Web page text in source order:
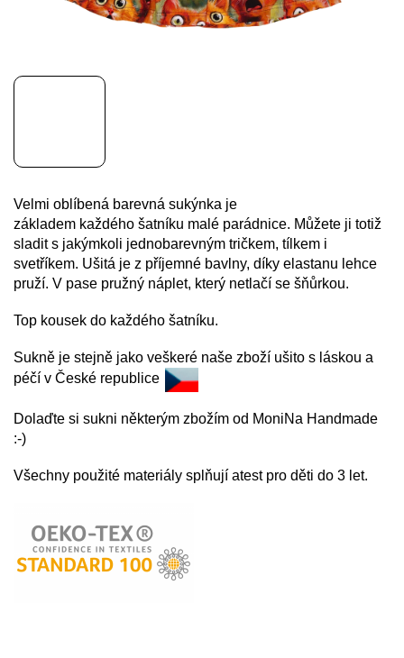
Velmi oblíbená barevná sukýnka je
základem každého šatníku malé parádnice. Můžete ji totiž
sladit s jakýmkoli jednobarevným tričkem, tílkem i
svetříkem. Ušitá je z příjemné bavlny, díky elastanu lehce
pruží. V pase pružný náplet, který netlačí se šňůrkou.
Top kousek do každého šatníku.
Sukně je stejně jako veškeré naše zboží ušito s láskou a
péčí v České republice
Dolaďte si sukni některým zbožím od MoniNa Handmade
:-)
Všechny použité materiály splňují atest pro děti do 3 let.